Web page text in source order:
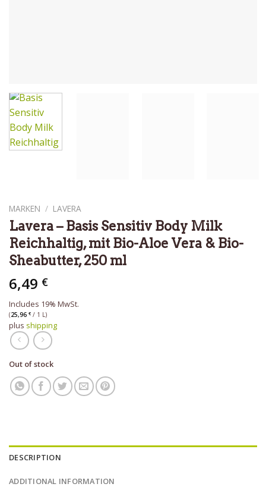
MARKEN / LAVERA
Lavera – Basis Sensitiv Body Milk
Reichhaltig, mit Bio-Aloe Vera & Bio-
Sheabutter, 250 ml
6,49 €
Includes 19% MwSt.
(25,96 € / 1 L)
plus shipping
Out of stock
DESCRIPTION
ADDITIONAL INFORMATION